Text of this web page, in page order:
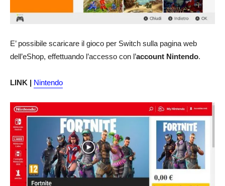
E’ possibile scaricare il gioco per Switch sulla pagina web
dell’eShop, effettuando l’accesso con l’account Nintendo.
LINK | Nintendo